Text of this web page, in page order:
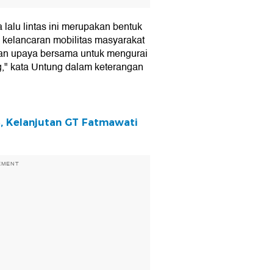
lintas ini merupakan bentuk
mobilitas masyarakat
upaya bersama untuk mengurai
kata Untung dalam keterangan
Kelanjutan GT Fatmawati